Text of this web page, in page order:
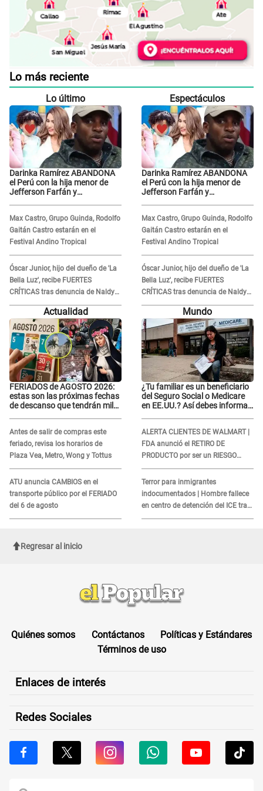
Lo más reciente
Lo último
Darinka Ramírez ABANDONA
el Perú con la hija menor de
Jefferson Farfán y
Max Castro, Grupo Guinda, Rodolfo
Gaitán Castro estarán en el
Festival Andino Tropical
Óscar Junior, hijo del dueño de 'La
Bella Luz', recibe FUERTES
CRÍTICAS tras denuncia de Naldy
Saldaña contra su tío: "Cómplice"
Espectáculos
Darinka Ramírez ABANDONA
el Perú con la hija menor de
Jefferson Farfán y
Max Castro, Grupo Guinda, Rodolfo
Gaitán Castro estarán en el
Festival Andino Tropical
Óscar Junior, hijo del dueño de 'La
Bella Luz', recibe FUERTES
CRÍTICAS tras denuncia de Naldy
Saldaña contra su tío: "Cómplice"
Actualidad
FERIADOS de AGOSTO 2026:
estas son las próximas fechas
de descanso que tendrán miles
Antes de salir de compras este
feriado, revisa los horarios de
Plaza Vea, Metro, Wong y Tottus
ATU anuncia CAMBIOS en el
transporte público por el FERIADO
del 6 de agosto
Mundo
¿Tu familiar es un beneficiario
del Seguro Social o Medicare
en EE.UU.? Así debes informar
ALERTA CLIENTES DE WALMART |
FDA anunció el RETIRO DE
PRODUCTO por ser un RIESGO
MORTAL para consumidores: ¿Cuál
es?
Terror para inmigrantes
indocumentados | Hombre fallece
en centro de detención del ICE tras
sufrir una "emergencia médica"
Regresar al inicio
Quiénes somos Contáctanos
Políticas y Estándares
Términos de uso
Enlaces de interés
Redes Sociales